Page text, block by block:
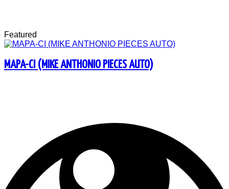
Featured
MAPA-CI (MIKE ANTHONIO PIECES AUTO)